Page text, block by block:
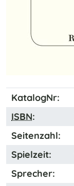
KatalogNr:
ISBN:
Seitenzahl:
Spielzeit:
Sprecher: